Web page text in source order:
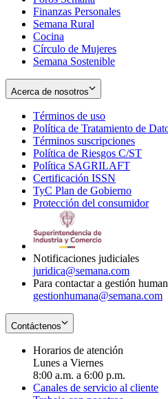
Finanzas Personales
Semana Rural
Cocina
Círculo de Mujeres
Semana Sostenible
Acerca de nosotros
Términos de uso
in
new
window
Política de Tratamiento de
Términos suscripciones
in
Política de Riesgos C/ST
Política SAGRILAFT
new
window
Certificación ISSN
in
new
TyC Plan de Gobierno
in
Protección del consumidor
Notificaciones judiciales
juridica@semana.com
Para contactar a gestión
gestionhumana@semana.com
Contáctenos
Horarios de atención
Lunes a Viernes
8:00 a.m. a 6:00 p.m.
Canales de servicio al cliente